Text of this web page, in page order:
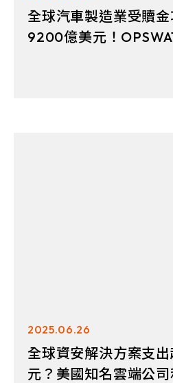
全球汽車製造業受贖
9200億美元！
2025.06.26
全球資安解決方案支
元？美國知名雲端公司